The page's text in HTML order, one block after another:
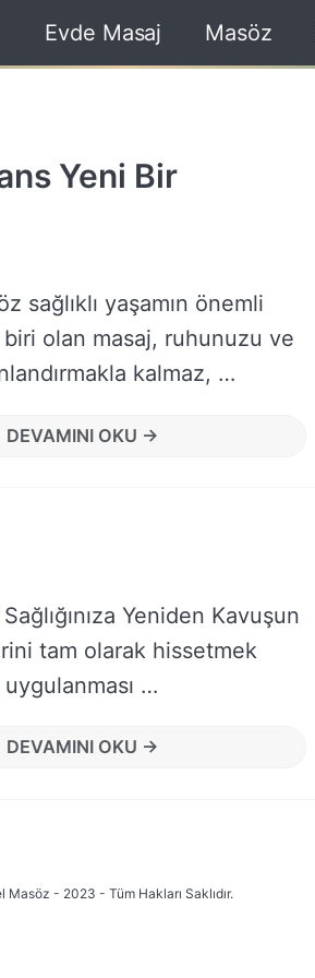
Evde Masaj Masöz
Yeni Bir
sağlıklı yaşamın önemli
biri olan masaj, ruhunuzu ve
kalmaz, …
DEVAMINI OKU →
Yeniden Kavuşun
tam olarak hissetmek
…
DEVAMINI OKU →
Masöz - 2023 - Tüm Hakları Saklıdır.